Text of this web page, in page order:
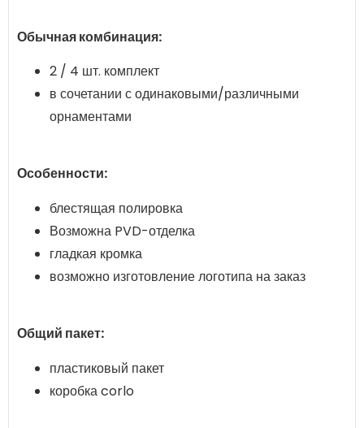
Обычная комбинация:
2 / 4 шт. комплект
в сочетании с одинаковыми/различными
орнаментами
Особенности:
блестящая полировка
Возможна PVD-отделка
гладкая кромка
возможно изготовление логотипа на заказ
Общий пакет:
пластиковый пакет
коробка corlo